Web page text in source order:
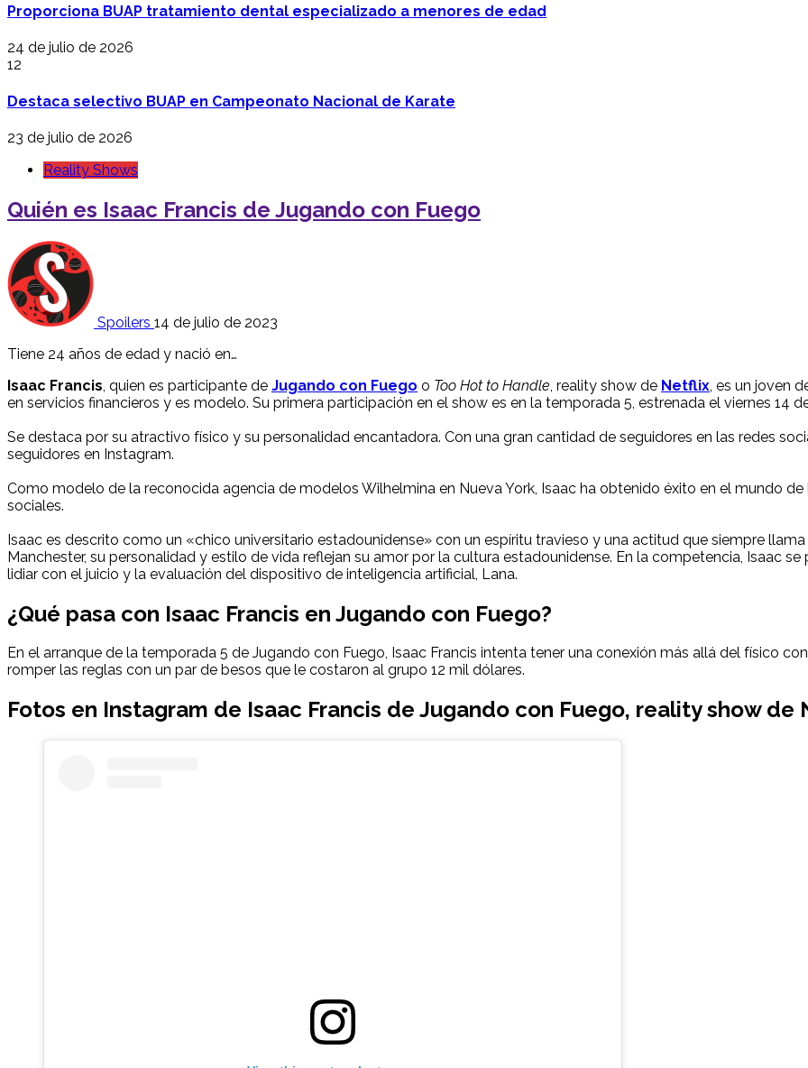
Proporciona BUAP tratamiento dental especializado a menores de edad
24 de julio de 2026
12
Destaca selectivo BUAP en Campeonato Nacional de Karate
23 de julio de 2026
Reality Shows
Quién es Isaac Francis de Jugando con Fuego
Spoilers 14 de julio de 2023
Tiene 24 años de edad y nació en…
Isaac Francis , quien es participante de Jugando con Fuego o Too Hot to Handle , reality show de Netflix , es un joven
en servicios financieros y es modelo. Su primera participación en el show es en la temporada 5, estrenada el viernes 14
Se destaca por su atractivo físico y su personalidad encantadora. Con una gran cantidad de seguidores en las redes
seguidores en Instagram.
Como modelo de la reconocida agencia de modelos Wilhelmina en Nueva York, Isaac ha obtenido éxito en el mundo
sociales.
Isaac es descrito como un «chico universitario estadounidense» con un espíritu travieso y una actitud que siempre
Manchester, su personalidad y estilo de vida reflejan su amor por la cultura estadounidense. En la competencia, Isaac
lidiar con el juicio y la evaluación del dispositivo de inteligencia artificial, Lana.
¿Qué pasa con Isaac Francis en Jugando con Fuego?
En el arranque de la temporada 5 de Jugando con Fuego, Isaac Francis intenta tener una conexión más allá del físico
romper las reglas con un par de besos que le costaron al grupo 12 mil dólares.
Fotos en Instagram de Isaac Francis de Jugando con Fuego, reality show de